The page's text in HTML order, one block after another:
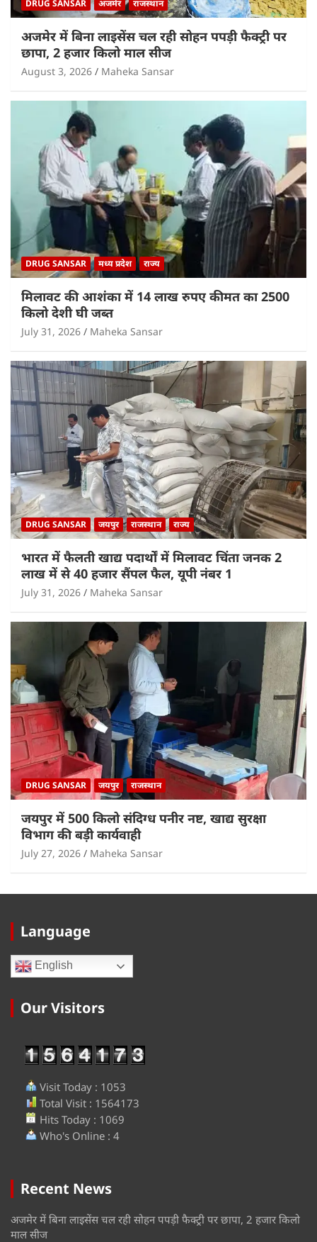
DRUG SANSAR अजमेर राजस्थान
अजमेर में बिना लाइसेंस चल रही सोहन पपड़ी फैक्ट्री पर
छापा, 2 हजार किलो माल सीज
August 3, 2026 Maheka Sansar
DRUG SANSAR मध्य प्रदेश राज्य
मिलावट की आशंका में 14 लाख रुपए कीमत का 2500
किलो देशी घी जब्त
July 31, 2026 Maheka Sansar
DRUG SANSAR जयपुर राजस्थान राज्य
भारत में फैलती खाद्य पदार्थों में मिलावट चिंता जनक 2
लाख में से 40 हजार सैंपल फैल, यूपी नंबर 1
July 31, 2026 Maheka Sansar
DRUG SANSAR जयपुर राजस्थान
जयपुर में 500 किलो संदिग्ध पनीर नष्ट, खाद्य सुरक्षा
विभाग की बड़ी कार्यवाही
July 27, 2026 Maheka Sansar
Language
English
Our Visitors
Visit Today : 1053
Total Visit : 1564173
Hits Today : 1069
Who's Online : 4
Recent News
अजमेर में बिना लाइसेंस चल रही सोहन पपड़ी फैक्ट्री पर छापा, 2 हजार किलो
माल सीज